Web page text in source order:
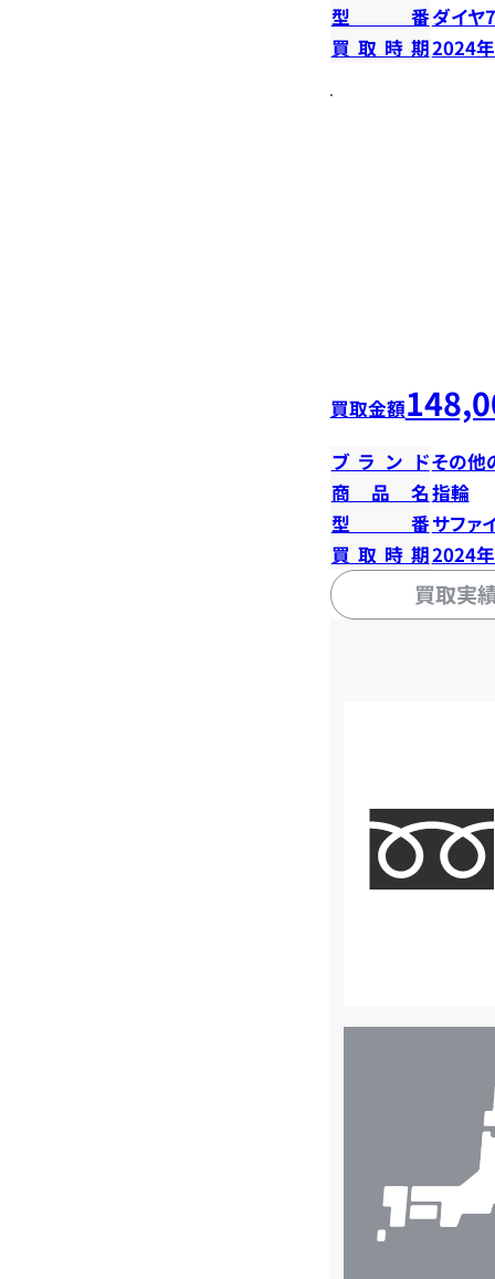
型番ダイヤ
買取時期2024
買取金額
ブランドその他
商品名指輪
型番サファ
買取時期2024
買取実